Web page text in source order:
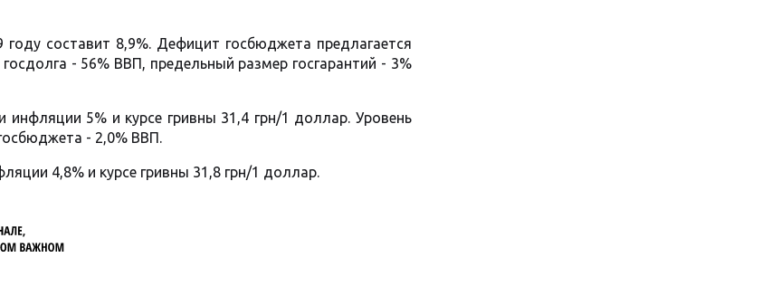
составит 8,9%. Дефицит госбюджета предлагается
- 56% ВВП, предельный размер госгарантий - 3%
инфляции 5% и курсе гривны 31,4 грн/1 доллар. Уровень
- 2,0% ВВП.
4,8% и курсе гривны 31,8 грн/1 доллар.